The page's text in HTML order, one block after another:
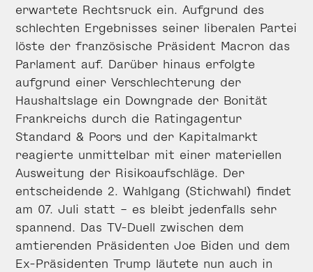
erwartete Rechtsruck ein. Aufgrund des
schlechten Ergebnisses seiner liberalen Partei
löste der französische Präsident Macron das
Parlament auf. Darüber hinaus erfolgte
aufgrund einer Verschlechterung der
Haushaltslage ein Downgrade der Bonität
Frankreichs durch die Ratingagentur
Standard & Poors und der Kapitalmarkt
reagierte unmittelbar mit einer materiellen
Ausweitung der Risikoaufschläge. Der
entscheidende 2. Wahlgang (Stichwahl) findet
am 07. Juli statt – es bleibt jedenfalls sehr
spannend. Das TV-Duell zwischen dem
amtierenden Präsidenten Joe Biden und dem
Ex-Präsidenten Trump läutete nun auch in